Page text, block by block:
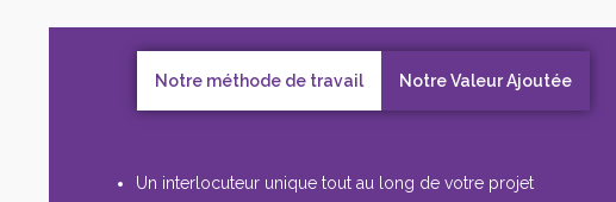
Notre méthode de travail Notre Valeur Ajoutée
Un interlocuteur unique tout au long de votre projet